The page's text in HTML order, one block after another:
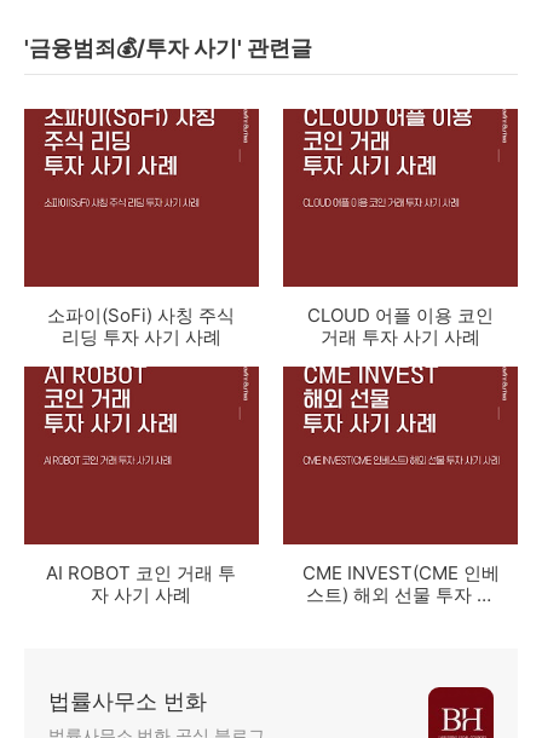
'금융범죄💰/투자 사기' 관련글
소파이(SoFi) 사칭 주식
리딩 투자 사기 사례
CLOUD 어플 이용 코인
거래 투자 사기 사례
AI ROBOT 코인 거래 투
자 사기 사례
CME INVEST(CME 인베
스트) 해외 선물 투자 사
법률사무소 번화